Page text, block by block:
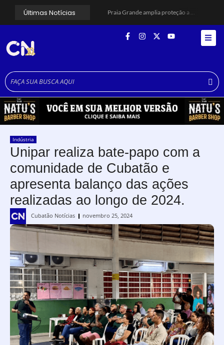
Últimas Notícias
Praia Grande amplia proteção a mulheres vítimas de violência e registra dezenas de prisões
Curso de Agentes Ambientais abre inscrições para formar multiplicadores de boas práticas em Cubatão
Santos avança com proposta para municipalizar manutenção das calçadas
Guarujá cria força-tarefa para enfrentar crise no abastecimento de água
Indústria
Unipar realiza bate-papo com a
comunidade de Cubatão e
apresenta balanço das ações
realizadas ao longo de 2024.
Cubatão Notícias novembro 25, 2024